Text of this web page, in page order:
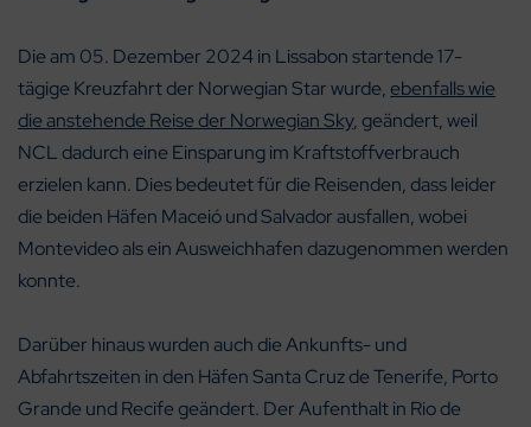
Die am 05. Dezember 2024 in Lissabon startende 17-
tägige Kreuzfahrt der Norwegian Star wurde, ebenfalls wie
die anstehende Reise der Norwegian Sky, geändert, weil
NCL dadurch eine Einsparung im Kraftstoffverbrauch
erzielen kann. Dies bedeutet für die Reisenden, dass leider
die beiden Häfen Maceió und Salvador ausfallen, wobei
Montevideo als ein Ausweichhafen dazugenommen werden
konnte.
Darüber hinaus wurden auch die Ankunfts- und
Abfahrtszeiten in den Häfen Santa Cruz de Tenerife, Porto
Grande und Recife geändert. Der Aufenthalt in Rio de